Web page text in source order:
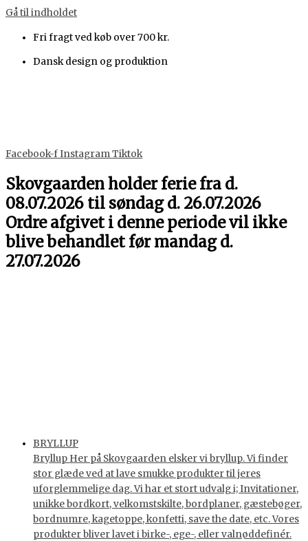
Gå til indholdet
Fri fragt ved køb over 700 kr.
Dansk design og produktion
Facebook-fInstagramTiktok
Skovgaarden holder ferie fra d.
08.07.2026 til søndag d. 26.07.2026
Ordre afgivet i denne periode vil ikke
blive behandlet før mandag d.
27.07.2026
BRYLLUP
Bryllup Her på Skovgaarden elsker vi bryllup. Vi finder
stor glæde ved at lave smukke produkter til jeres
uforglemmelige dag. Vi har et stort udvalg i; Invitationer,
unikke bordkort, velkomstskilte, bordplaner, gæstebøger,
bordnumre, kagetoppe, konfetti, save the date, etc. Vores
produkter bliver lavet i birke-, ege-, eller valnøddefinér.